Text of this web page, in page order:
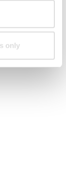
only
31.08.26)